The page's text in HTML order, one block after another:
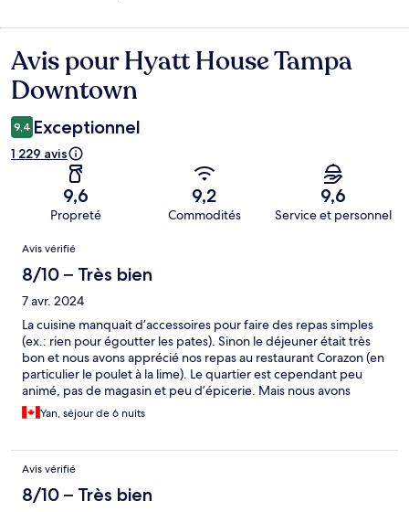
Avis
Avis pour Hyatt House Tampa
Downtown
9,4 Exceptionnel
1 229 avis
9,6
Propreté
9,2
Commodités
9,6
Service et personnel
Avis
Avis vérifié
8/10 – Très bien
7 avr. 2024
La cuisine manquait d’accessoires pour faire des repas simples
(ex.: rien pour égoutter les pates). Sinon le déjeuner était très
bon et nous avons apprécié nos repas au restaurant Corazon (en
particulier le poulet à la lime). Le quartier est cependant peu
animé, pas de magasin et peu d’épicerie. Mais nous avons
apprécié notre séjour.
Yan, séjour de 6 nuits
Avis vérifié
8/10 – Très bien